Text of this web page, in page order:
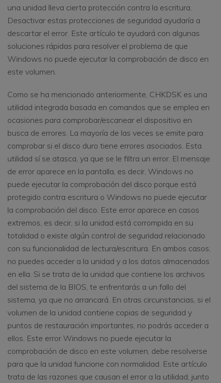
una unidad lleva cierta protección contra la escritura.
Desactivar estas protecciones de seguridad ayudaría a
descartar el error. Este artículo te ayudará con algunas
soluciones rápidas para resolver el problema de que
Windows no puede ejecutar la comprobación de disco en
este volumen.
Como se ha mencionado anteriormente, CHKDSK es una
utilidad integrada basada en comandos que se emplea en
ocasiones para comprobar/escanear el dispositivo en
busca de errores. La mayoría de las veces se emite para
comprobar si el disco duro tiene errores asociados. Esta
utilidad sí se atasca, ya que se le filtra un error. El mensaje
de error aparece en la pantalla, es decir, Windows no
puede ejecutar la comprobación del disco porque está
protegido contra escritura o Windows no puede ejecutar
la comprobación del disco. Este error aparece en casos
extremos, es decir, si la unidad está corrompida en su
totalidad o existe algún control de seguridad relacionado
con su funcionalidad de lectura/escritura. En ambos casos,
no puedes acceder a la unidad y a los datos almacenados
en ella. Si se trata de la unidad que contiene los archivos
del sistema de la BIOS, te enfrentarás a un fallo del
sistema, ya que no arrancará. En otras circunstancias, si el
volumen de la unidad contiene copias de seguridad y
puntos de restauración importantes, no podrás acceder a
ellos. Este error Windows no puede ejecutar la
comprobación de disco en este volumen, debe resolverse
para que la unidad funcione con normalidad. Este artículo
trata de las razones que causan el error a la utilidad, junto